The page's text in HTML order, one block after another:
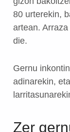
80 urterekin,
artean.
die.
Gernu
adinarekin,
Zer